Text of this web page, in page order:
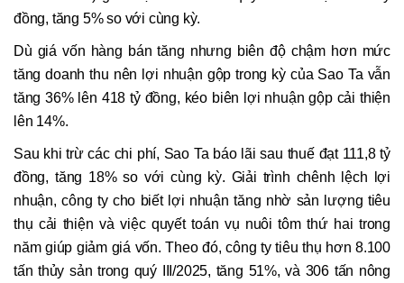
đồng, tăng 5% so với cùng kỳ.
Dù giá vốn hàng bán tăng nhưng biên độ chậm hơn mức
tăng doanh thu nên lợi nhuận gộp trong kỳ của Sao Ta vẫn
tăng 36% lên 418 tỷ đồng, kéo biên lợi nhuận gộp cải thiện
lên 14%.
Sau khi trừ các chi phí, Sao Ta báo lãi sau thuế đạt 111,8 tỷ
đồng, tăng 18% so với cùng kỳ. Giải trình chênh lệch lợi
nhuận, công ty cho biết lợi nhuận tăng nhờ sản lượng tiêu
thụ cải thiện và việc quyết toán vụ nuôi tôm thứ hai trong
năm giúp giảm giá vốn. Theo đó, công ty tiêu thụ hơn 8.100
tấn thủy sản trong quý III/2025, tăng 51%, và 306 tấn nông